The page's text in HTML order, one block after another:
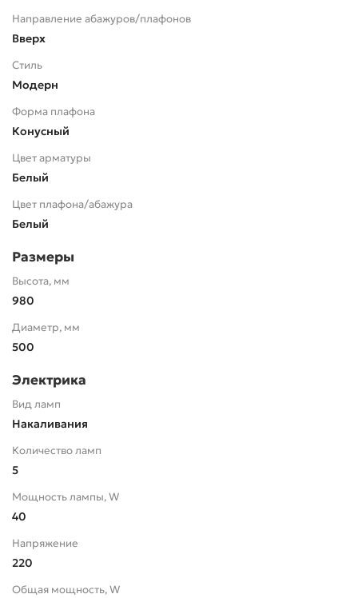
Направление абажуров/плафонов
Вверх
Стиль
Модерн
Форма плафона
Конусный
Цвет арматуры
Белый
Цвет плафона/абажура
Белый
Размеры
Высота, мм
980
Диаметр, мм
500
Электрика
Вид ламп
Накаливания
Количество ламп
5
Мощность лампы, W
40
Напряжение
220
Общая мощность, W